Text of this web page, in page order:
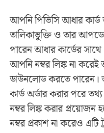
আপনি পিভিসি আধার কার্ড
তালিকাভুক্তি ও তার
পারেন আধার কার্ডের
আপনি নম্বর লিঙ্ক না
ডাউনলোড করতে পারেন।
কার্ড অর্ডার করার পরে
নম্বর লিঙ্ক করার প্রয়োজন
নম্বর প্রকাশ না করেও এটি